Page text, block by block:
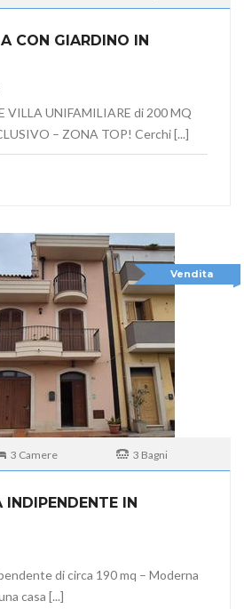
CON GIARDINO IN
VILLA UNIFAMILIARE di 200 MQ
– ZONA TOP! Cerchi [...]
Vendita
3 Camere 3 Bagni
INDIPENDENTE IN
di circa 190 mq – Moderna
casa [...]